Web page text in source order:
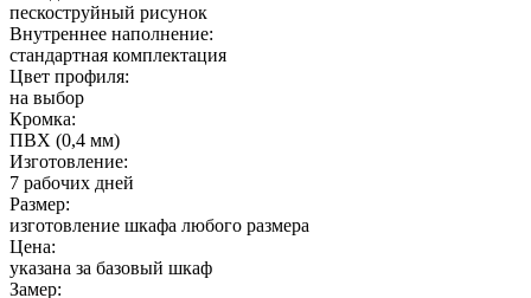
пескоструйный рисунок
Внутреннее наполнение:
стандартная комплектация
Цвет профиля:
на выбор
Кромка:
ПВХ (0,4 мм)
Изготовление:
7 рабочих дней
Размер:
изготовление шкафа любого размера
Цена:
указана за базовый шкаф
Замер: